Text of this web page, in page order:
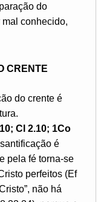
do
conhecido,
CRENTE
do crente é
Cl 2.10; 1Co
é
pela fé torna-se
perfeitos (Ef
não há